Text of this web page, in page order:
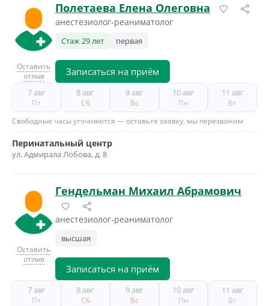
Оставить
отзыв
Полетаева Елена Олеговна
анестезиолог-реаниматолог
Стаж 29 лет первая
Записаться на приём
7 авг
Пт
8 авг
Сб
9 авг
Вс
10 авг
Пн
11 авг
Вт
Свободные часы уточняются — оставьте заявку, мы перезвоним
Перинатальный центр
ул. Адмирала Лобова, д. 8
Оставить
отзыв
Гендельман Михаил Абрамович
анестезиолог-реаниматолог
высшая
Записаться на приём
7 авг
Пт
8 авг
Сб
9 авг
Вс
10 авг
Пн
11 авг
Вт